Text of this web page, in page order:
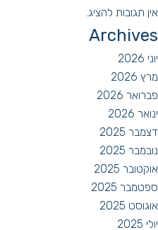
אין תגובות להציג.
Archives
יוני 2026
מרץ 2026
פברואר 2026
ינואר 2026
דצמבר 2025
נובמבר 2025
אוקטובר 2025
ספטמבר 2025
אוגוסט 2025
יולי 2025